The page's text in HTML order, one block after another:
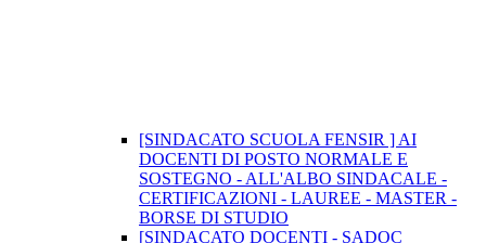
[SINDACATO SCUOLA FENSIR ] AI
DOCENTI DI POSTO NORMALE E
SOSTEGNO - ALL'ALBO SINDACALE -
CERTIFICAZIONI - LAUREE - MASTER -
BORSE DI STUDIO
[SINDACATO DOCENTI - SADOC